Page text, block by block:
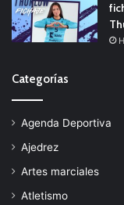
Categorías
Agenda Deportiva
Ajedrez
Artes marciales
Atletismo